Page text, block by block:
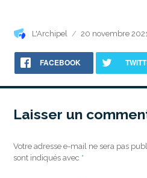
Auteur
L'Archipel
Publié
20 novembre
FACEBOOK
Laisser un
Votre adresse e-mail ne sera pas
sont indiqués avec *